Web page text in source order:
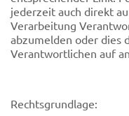
jederzeit auch direkt
Verarbeitung
abzumelden oder dies
Verantwortlichen auf
Rechtsgrundlage: